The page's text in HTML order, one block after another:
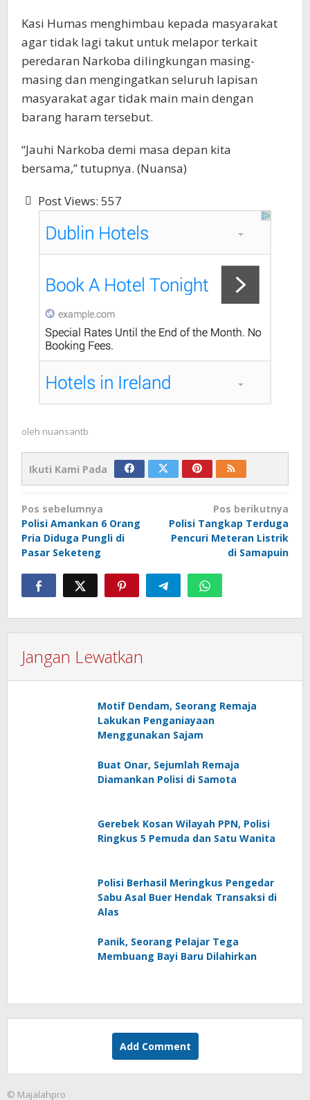
Kasi Humas menghimbau kepada masyarakat
agar tidak lagi takut untuk melapor terkait
peredaran Narkoba dilingkungan masing-
masing dan mengingatkan seluruh lapisan
masyarakat agar tidak main main dengan
barang haram tersebut.
“Jauhi Narkoba demi masa depan kita
bersama,” tutupnya. (Nuansa)
Post Views: 557
oleh nuansantb
Ikuti Kami Pada
Navigasi
pos
Pos sebelumnya
Polisi Amankan 6 Orang
Pria Diduga Pungli di
Pasar Seketeng
Pos berikutnya
Polisi Tangkap Terduga
Pencuri Meteran Listrik
di Samapuin
Jangan Lewatkan
Motif Dendam, Seorang Remaja
Lakukan Penganiayaan
Menggunakan Sajam
Buat Onar, Sejumlah Remaja
Diamankan Polisi di Samota
Gerebek Kosan Wilayah PPN, Polisi
Ringkus 5 Pemuda dan Satu Wanita
Polisi Berhasil Meringkus Pengedar
Sabu Asal Buer Hendak Transaksi di
Alas
Panik, Seorang Pelajar Tega
Membuang Bayi Baru Dilahirkan
Add Comment
© Majalahpro